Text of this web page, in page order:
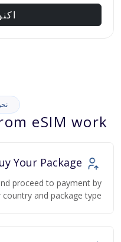
eSIM work?
proceed to payment by
and package type.